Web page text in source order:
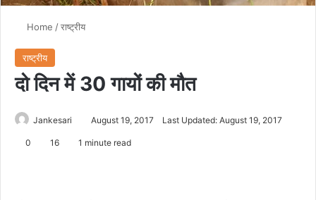
Home /राष्ट्रीय
राष्ट्रीय
दो दिन में 30 गायों की मौत
Jankesari August 19, 2017 Last Updated: August 19, 2017
0 16 1 minute read